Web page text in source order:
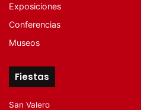
Exposiciones
Conferencias
Museos
Fiestas
San Valero